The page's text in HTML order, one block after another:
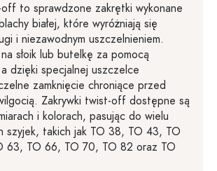
to sprawdzone zakrętki wykonane
białej, które wyróżniają się
i niezawodnym uszczelnieniem.
słoik lub butelkę za pomocą
dzięki specjalnej uszczelce
zamknięcie chroniące przed
Zakrywki twist-off dostępne są
i kolorach, pasując do wielu
szyjek, takich jak TO 38, TO 43, TO
63, TO 66, TO 70, TO 82 oraz TO